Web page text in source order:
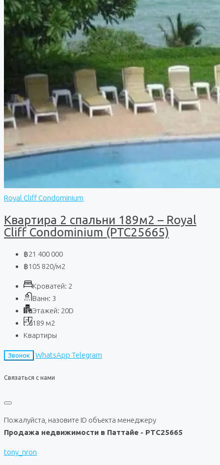
Royal Cliff Condominium
Квартира 2 спальни 189м2 – Royal
Cliff Condominium (PTC25665)
฿21 400 000
฿105 820/м2
Кроватей: 2
Ванн: 3
Этажей: 20D
189 м2
Квартиры
Звонок WhatsApp Telegram
Связаться с нами
Пожалуйста, назовите ID объекта менеджеру
Продажа недвижимости в Паттайе - PTC25665
tony_nron